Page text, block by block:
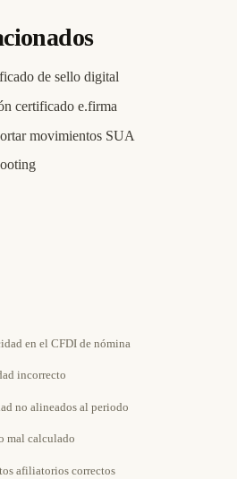
de sello digital
certificado e.firma
movimientos SUA
en el CFDI de nómina
incorrecto
no alineados al periodo
mal calculado
afiliatorios correctos